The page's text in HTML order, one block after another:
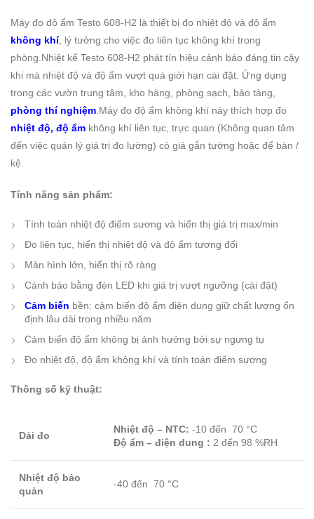
Máy đo độ ẩm Testo 608-H2 là thiết bị đo nhiệt độ và độ ẩm
không khí, lý tưởng cho việc đo liên tục không khí trong
phòng.Nhiệt kế Testo 608-H2 phát tín hiệu cảnh báo đáng tin cậy
khi mà nhiệt độ và độ ẩm vượt quá giới hạn cài đặt. Ứng dụng
trong các vườn trung tâm, kho hàng, phòng sạch, bảo tàng,
phòng thí nghiệm .Máy đo độ ẩm không khí này thích hợp đo
nhiệt độ, độ ẩm không khí liên tục, trực quan (Không quan tâm
đến việc quản lý giá trị đo lường) có giá gắn tường hoặc để bàn /
kệ.
Tính năng sản phẩm:
Tính toán nhiệt độ điểm sương và hiển thị giá trị max/min
Đo liên tục, hiển thị nhiệt độ và độ ẩm tương đối
Màn hình lớn, hiển thị rõ ràng
Cảnh báo bằng đèn LED khi giá trị vượt ngưỡng (cài đặt)
Cảm biến bền: cảm biến độ ẩm điện dung giữ chất lượng ổn
định lâu dài trong nhiều năm
Cảm biến độ ẩm không bị ảnh hưởng bởi sự ngưng tụ
Đo nhiệt độ, độ ẩm không khí và tính toán điểm sương
Thông số kỹ thuật:
Dải đo
Nhiệt độ – NTC: -10 đến 70 °C
Độ ẩm – điện dung : 2 đến 98 %RH
Nhiệt độ bảo
quản
-40 đến 70 °C